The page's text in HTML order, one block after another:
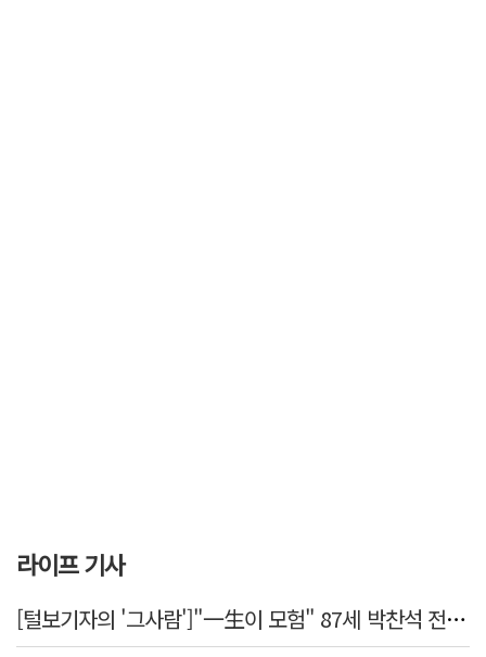
라이프 기사
[털보기자의 '그사람']"一生이 모험" 87세 박찬석 전 경북대 총장